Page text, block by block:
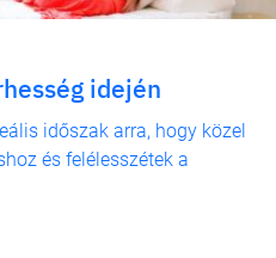
idején
időszak arra, hogy közel
és felélesszétek a